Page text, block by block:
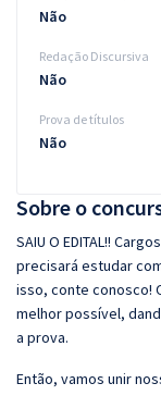
Sobre o
SAIU O EDITAL!!
precisará estudar
isso, conte conosco!
melhor possível,
a prova.
Então, vamos unir
Não
Redação Discursiva
Não
Prova de títulos
Não